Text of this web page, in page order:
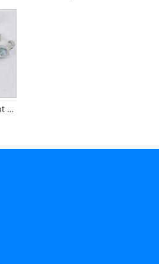
Perengkuh Hydrant Kebakaran Jenis Amerika